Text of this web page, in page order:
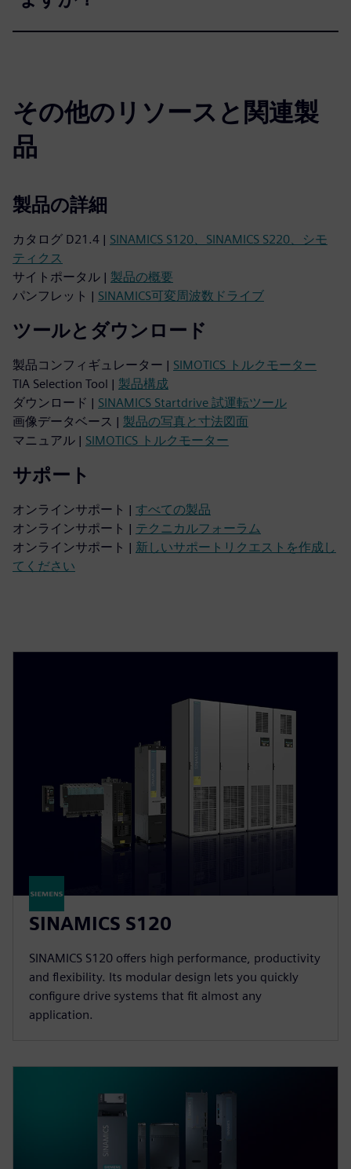
その他のリソースと関連製
品
製品の詳細
カタログ D21.4 | SINAMICS S120、SINAMICS S220、シモ
ティクス
サイトポータル | 製品の概要
パンフレット | SINAMICS可変周波数ドライブ
ツールとダウンロード
製品コンフィギュレーター | SIMOTICS トルクモーター
TIA Selection Tool | 製品構成
ダウンロード | SINAMICS Startdrive 試運転ツール
画像データベース | 製品の写真と寸法図面
マニュアル | SIMOTICS トルクモーター
サポート
オンラインサポート | すべての製品
オンラインサポート | テクニカルフォーラム
オンラインサポート | 新しいサポートリクエストを作成し
てください
SINAMICS S120
SINAMICS S120 offers high performance, productivity
and flexibility. Its modular design lets you quickly
configure drive systems that fit almost any
application.